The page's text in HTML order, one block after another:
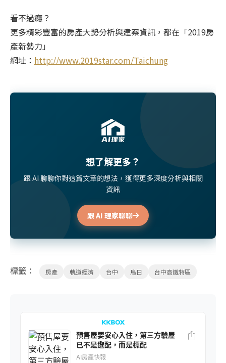
看不過癮？
更多精彩豐富的房產大勢分析與建案資訊，都在「2019房
產新勢力」
網址： http://www.2019star.com/Taichung
想了解更多？
跟 AI 聊聊你對這篇文章的想法，獲得更多深度分析與相關
資訊
跟 AI 理家聊聊
標籤： 房產 軌道經濟 台中 烏日 台中高鐵特區